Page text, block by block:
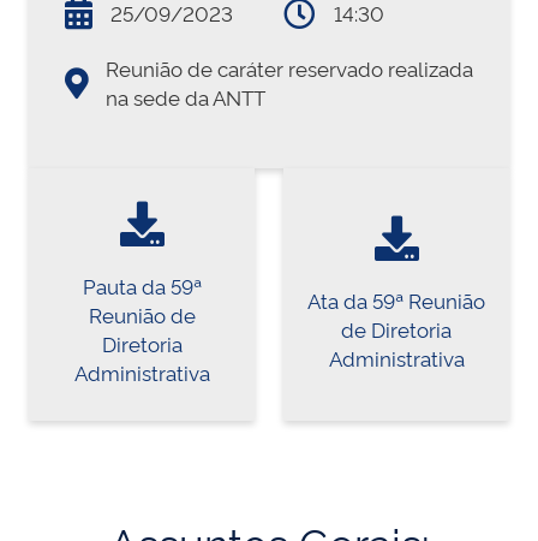
25/09/2023
14:30
Reunião de caráter reservado realizada
na sede da ANTT
Pauta da 59ª
Reunião de
Diretoria
Administrativa
Ata da 59ª Reunião
de Diretoria
Administrativa